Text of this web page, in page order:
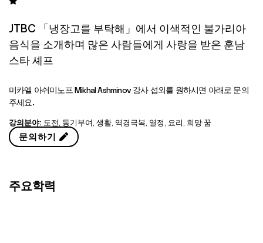
JTBC 「냉장고를 부탁해」에서 이색적인 불가리아
음식을 소개하며 많은 사람들에게 사랑을 받은 훈남
스타 셰프
미카엘 아쉬미노프 Mikhal Ashminov 강사 섭외를 원하시면 아래로 문의
주세요.
강의분야: 도전, 동기부여, 생활, 역경극복, 열정, 요리, 희망·꿈
문의하기
주요학력